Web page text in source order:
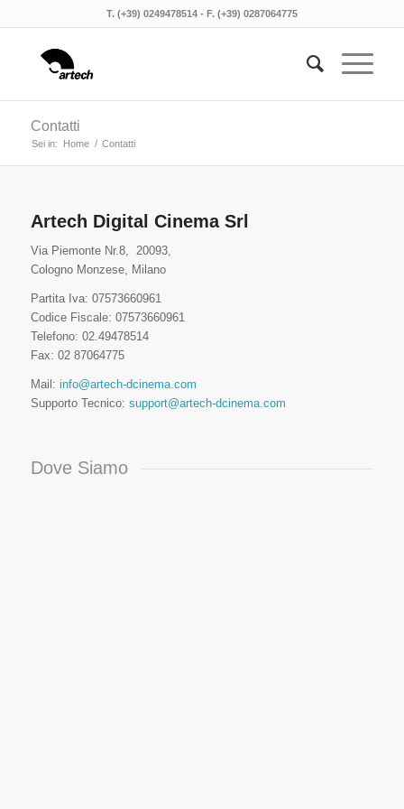
T. (+39) 0249478514 - F. (+39) 0287064775
Contatti
Sei in: Home / Contatti
Artech Digital Cinema Srl
Via Piemonte Nr.8, 20093,
Cologno Monzese, Milano
Partita Iva: 07573660961
Codice Fiscale: 07573660961
Telefono: 02.49478514
Fax: 02 87064775
Mail: info@artech-dcinema.com
Supporto Tecnico: support@artech-dcinema.com
Dove Siamo